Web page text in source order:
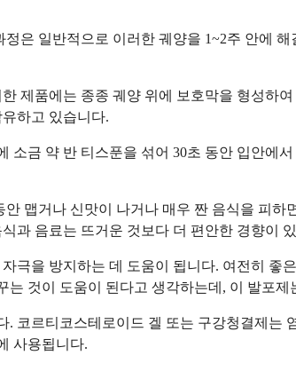
은 일반적으로 이러한 궤양을 1~2주 안에
제품에는 종종 궤양 위에 보호막을 형성하
하고 있습니다.
금 약 반 티스푼을 섞어 30초 동안 입안에
맵거나 신맛이 나거나 매우 짠 음식을 피
과 음료는 뜨거운 것보다 더 편안한 경향이
극을 방지하는 데 도움이 됩니다. 여전히 좋
것이 도움이 된다고 생각하는데, 이 발포
코르티코스테로이드 겔 또는 구강청결제는
사용됩니다.